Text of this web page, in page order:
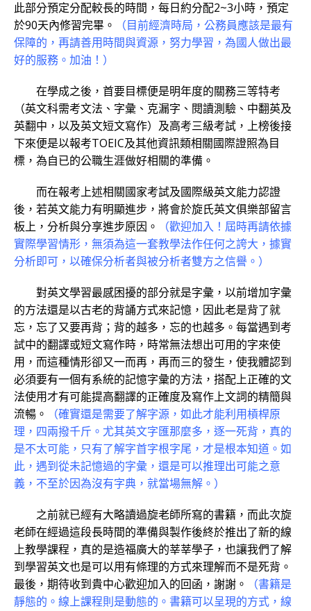
此部分預定分配較長的時間，每日約分配2~3小時，預定
於90天內修習完畢。
（目前經濟時局，公務員應該是最有
保障的，再請善用時間與資源，努力學習，為國人做出最
好的服務。加油！）
在學成之後，首要目標便是明年度的關務三等特考
（英文科需考文法、字彙、克漏字、閱讀測驗、中翻英及
英翻中，以及英文短文寫作）及高考三級考試，上榜後接
下來便是以報考TOEIC及其他資訊類相關國際證照為目
標，為自已的公職生涯做好相關的準備。
而在報考上述相關國家考試及國際級英文能力認證
後，若英文能力有明顯進步，將會於旋氏英文俱樂部留言
板上，分析與分享進步原因。
（歡迎加入！屆時再請依據
實際學習情形，無須為這一套教學法作任何之誇大，據實
分析即可，以確保分析者與被分析者雙方之信譽。）
對英文學習最感困擾的部分就是字彙，以前增加字彙
的方法還是以古老的背誦方式來記憶，因此老是背了就
忘，忘了又要再背；背的越多，忘的也越多。每當遇到考
試中的翻譯或短文寫作時，時常無法想出可用的字來使
用，而這種情形卻又一而再，再而三的發生，使我體認到
必須要有一個有系統的記憶字彙的方法，搭配上正確的文
法使用才有可能提高翻譯的正確度及寫作上文詞的精簡與
流暢。
（確實還是需要了解字源，如此才能利用槓桿原
理，四兩撥千斤。尤其英文字匯那麼多，逐一死背，真的
是不太可能，只有了解字首字根字尾，才是根本知道。如
此，遇到從未記憶過的字彙，還是可以推理出可能之意
義，不至於因為沒有字典，就當場無解。）
之前就已經有大略讀過旋老師所寫的書籍，而此次旋
老師在經過這段長時間的準備與製作後終於推出了新的線
上教學課程，真的是造福廣大的莘莘學子，也讓我們了解
到學習英文也是可以用有條理的方式來理解而不是死背。
最後，期待收到貴中心歡迎加入的回函，謝謝。
（書籍是
靜態的。線上課程則是動態的。書籍可以呈現的方式，線